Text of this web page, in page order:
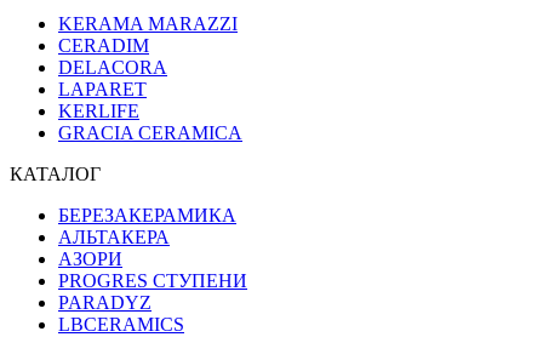
KERAMA MARAZZI
CERADIM
DELACORA
LAPARET
KERLIFE
GRACIA CERAMICA
КАТАЛОГ
БЕРЕЗАКЕРАМИКА
АЛЬТАКЕРА
АЗОРИ
PROGRES СТУПЕНИ
PARADYZ
LBCERAMICS